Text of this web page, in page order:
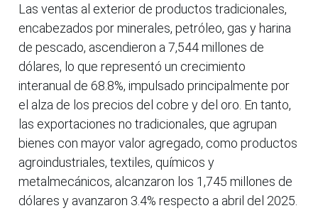
Las ventas al exterior de productos tradicionales,
encabezados por minerales, petróleo, gas y harina
de pescado, ascendieron a 7,544 millones de
dólares, lo que representó un crecimiento
interanual de 68.8%, impulsado principalmente por
el alza de los precios del cobre y del oro. En tanto,
las exportaciones no tradicionales, que agrupan
bienes con mayor valor agregado, como productos
agroindustriales, textiles, químicos y
metalmecánicos, alcanzaron los 1,745 millones de
dólares y avanzaron 3.4% respecto a abril del 2025.